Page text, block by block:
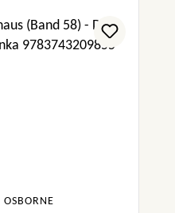
OSBORNE